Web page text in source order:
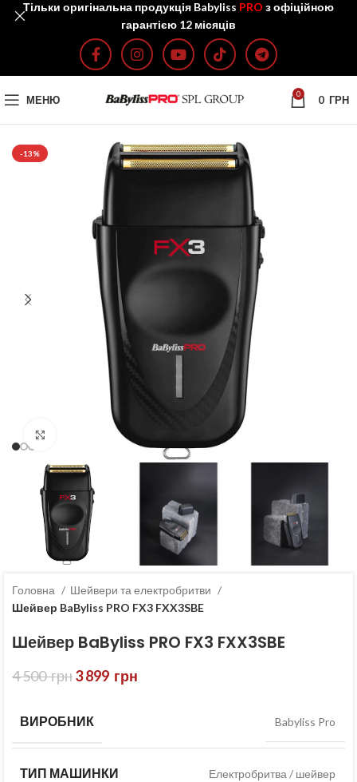
МЕНЮ 0 0 ГРН
-13%
Клацніть, щоб збільшити
Головна
Шейвери та електробритви
Шейвер BaByliss PRO FX3 FXX3SBE
Шейвер BaByliss PRO FX3 FXX3SBE
4 500грн3 899 грн
ВИРОБНИК Babyliss Pro
ТИП МАШИНКИ Електробритва / шейвер
Тільки оригінальна продукція Babyliss PRO з офіційною
гарантією 12 місяців